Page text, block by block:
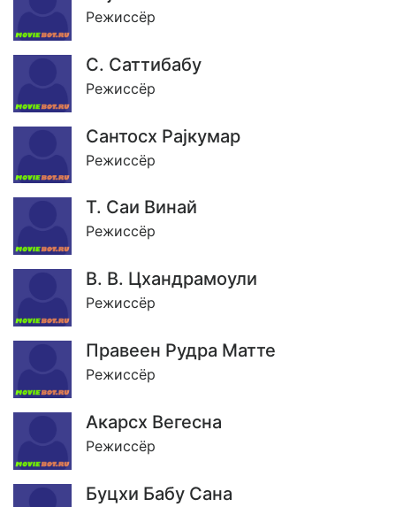
Режиссёр
С. Саттибабу
Режиссёр
Сантосх Раjкумар
Режиссёр
Т. Саи Винай
Режиссёр
В. В. Цхандрамоули
Режиссёр
Правеен Рудра Матте
Режиссёр
Акарсх Вегесна
Режиссёр
Буцхи Бабу Сана